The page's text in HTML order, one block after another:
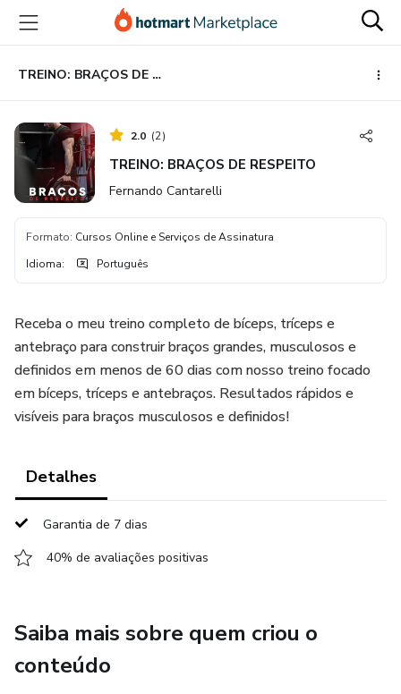
para
conteúdo
principal
para
pagamento
para
rodapé
TREINO: BRAÇOS DE RESPEITO
2.0 (2)
TREINO: BRAÇOS DE RESPEITO
Fernando Cantarelli
Formato: Cursos Online e Serviços de Assinatura
Idioma: Português
Receba o meu treino completo de bíceps, tríceps e
antebraço para construir braços grandes, musculosos e
definidos em menos de 60 dias com nosso treino focado
em bíceps, tríceps e antebraços. Resultados rápidos e
visíveis para braços musculosos e definidos!
Detalhes
Garantia de 7 dias
40% de avaliações positivas
Saiba mais sobre quem criou o
conteúdo